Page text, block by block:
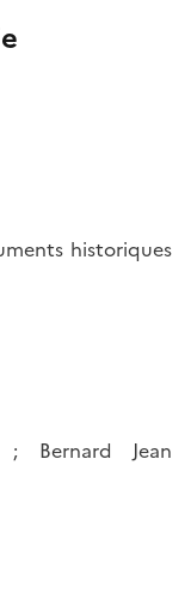
historiques
; Bernard Jean